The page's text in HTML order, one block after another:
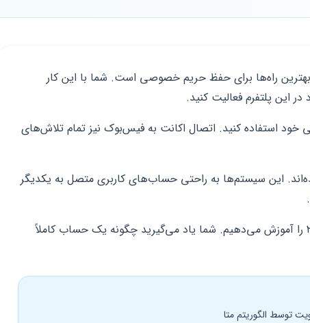
راه‌ها برای حفظ حریم خصوصی است. شما با این کار
این پلتفرم فعالیت کنید.
خود استفاده کنید. اتصال اکانت به فیس‌بوک نیز تمام تلاش‌های
این سیستم‌ها به راحتی حساب‌های کاربری متصل به یکدیگر
در این مقاله روش‌های نوین و امن سال ۲۰۲۶ را آموزش می‌دهیم. شما یاد می‌گیرید چگونه یک حساب کاملاً
توسط الگوریتم متا